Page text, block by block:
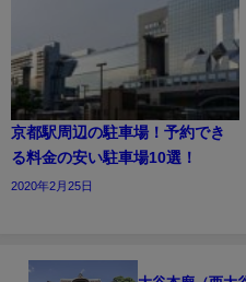
京都駅周辺の駐車場！予約でき
る料金の安い駐車場10選！
2020年2月25日